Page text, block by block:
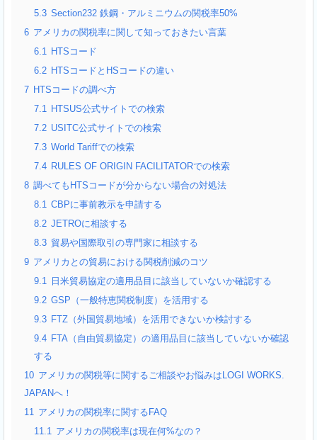
5.3 Section232 鉄鋼・アルミニウムの関税率50%
6 アメリカの関税率に関して知っておきたい言葉
6.1
HTSコード
6.2 HTSコードとHSコードの違い
7 HTSコードの調べ方
7.1
HTSUS公式サイトでの検索
7.2 USITC公式サイトでの検索
7.3 World Tariffでの検索
7.4 RULES OF ORIGIN FACILITATORでの検索
8 調べてもHTSコードが分からない場合の対処法
8.1
CBPに事前教示を申請する
8.2 JETROに相談する
8.3 貿易や国際取引の専門家に相談する
9 アメリカとの貿易における関税削減のコツ
9.1
日米貿易協定の適用品目に該当していないか確認する
9.2 GSP（一般特恵関税制度）を活用する
9.3 FTZ（外国貿易地域）を活用できないか検討する
9.4 FTA（自由貿易協定）の適用品目に該当していないか確認
する
10 アメリカの関税等に関するご相談やお悩みはLOGI WORKS.
JAPANへ！
11
アメリカの関税率に関するFAQ
11.1
アメリカの関税率は現在何%なの？